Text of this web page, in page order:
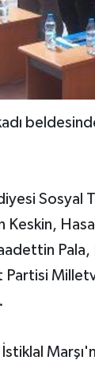
Keskin,
Pala,
Partisi